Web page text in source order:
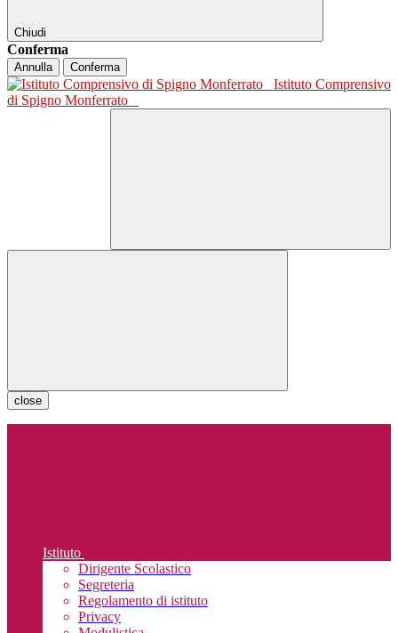
Chiudi
Conferma
Annulla Conferma
Istituto Comprensivo
di Spigno Monferrato
close
Istituto
Dirigente Scolastico
Segreteria
Regolamento di istituto
Privacy